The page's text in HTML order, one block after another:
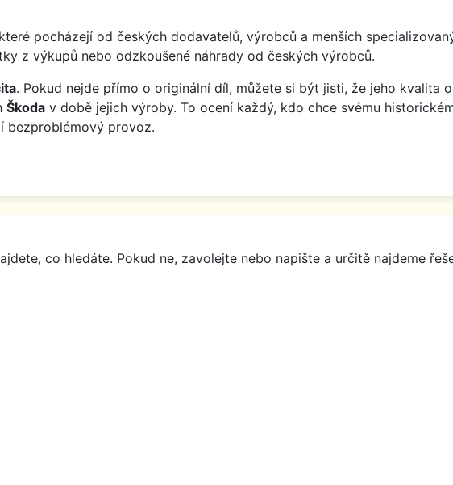
pocházejí od českých dodavatelů, výrobců a menších
z výkupů nebo odzkoušené náhrady od českých výrobců.
. Pokud nejde přímo o originální díl, můžete si být jisti, že jeho kvalita
Škoda v době jejich výroby. To ocení každý, kdo chce svému
bezproblémový provoz.
co hledáte. Pokud ne, zavolejte nebo napište a určitě najdeme